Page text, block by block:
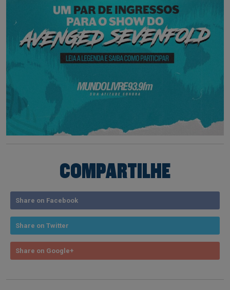
COMPARTILHE
Share on Facebook
Share on Twitter
Share on Google+